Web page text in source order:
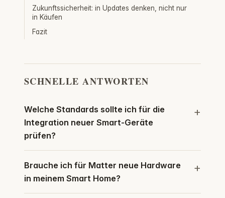
Zukunftssicherheit: in Updates denken, nicht nur
in Käufen
Fazit
SCHNELLE ANTWORTEN
Welche Standards sollte ich für die
Integration neuer Smart-Geräte
prüfen?
Brauche ich für Matter neue Hardware
in meinem Smart Home?